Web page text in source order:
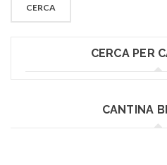
CERCA
CERCA PER
CANTINA